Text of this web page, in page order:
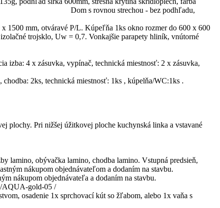
s rovnou strechou - bez podhľadu,
1500 mm, otváravé P/L. Kúpeľňa 1ks okno rozmer do 600 x 600
trojsklo, Uw = 0,7. Vonkajšie parapety hliník, vnútorné
izba: 4 x zásuvka, vypínač, technická miestnosť: 2 x zásuvka,
2ks, technická miestnosť: 1ks , kúpelňa/WC:1ks .
plochy. Pri nižšej úžitkovej ploche kuchynská linka a vstavané
lamino, obývačka lamino, chodba lamino. Vstupná predsieň,
nákupom objednávateľom a dodaním na stavbu.
nákupom objednávateľa a dodaním na stavbu.
AQUA-gold-05 /
osadenie 1x sprchovací kút so žľabom, alebo 1x vaňa s